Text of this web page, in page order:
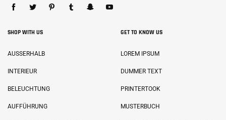
SHOP WITH US
AUSSERHALB
INTERIEUR
BELEUCHTUNG
AUFFÜHRUNG
GET TO KNOW US
LOREM IPSUM
DUMMER TEXT
PRINTERTOOK
MUSTERBUCH